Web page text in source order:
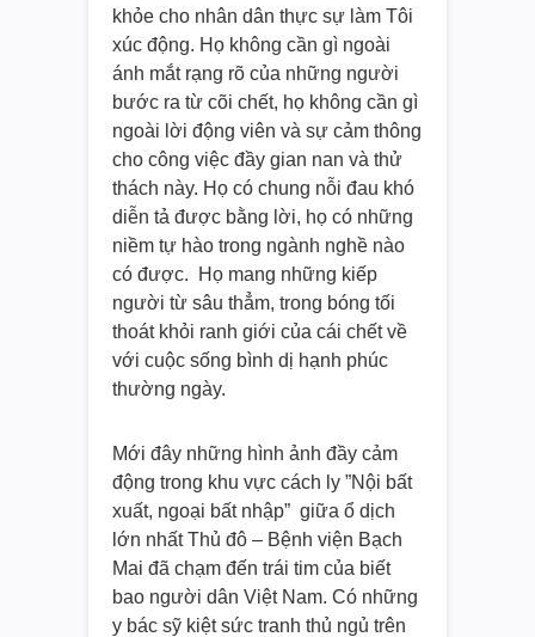
khỏe cho nhân dân thực sự làm Tôi
xúc động. Họ không cần gì ngoài
ánh mắt rạng rõ của những người
bước ra từ cõi chết, họ không cần gì
ngoài lời động viên và sự cảm thông
cho công việc đầy gian nan và thử
thách này. Họ có chung nỗi đau khó
diễn tả được bằng lời, họ có những
niềm tự hào trong ngành nghề nào
có được. Họ mang những kiếp
người từ sâu thẳm, trong bóng tối
thoát khỏi ranh giới của cái chết về
với cuộc sống bình dị hạnh phúc
thường ngày.
Mới đây những hình ảnh đầy cảm
động trong khu vực cách ly ”Nội bất
xuất, ngoại bất nhập” giữa ổ dịch
lớn nhất Thủ đô – Bệnh viện Bạch
Mai đã chạm đến trái tim của biết
bao người dân Việt Nam. Có những
y bác sỹ kiệt sức tranh thủ ngủ trên